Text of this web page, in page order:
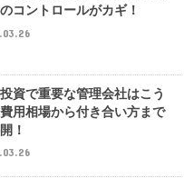
コントロールがカギ！
資で重要な管理会社はこう
用相場から付き合い方まで
！